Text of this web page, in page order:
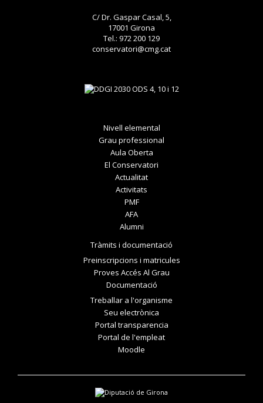
C/ Dr. Gaspar Casal, 5,
17001 Girona
Tel.: 972 200 129
conservatori@cmg.cat
Nivell elemental
Grau professional
Aula Oberta
El Conservatori
Actualitat
Activitats
PMF
AFA
Alumni
Tràmits i documentació
Preinscripcions i matricules
Proves Accés Al Grau
Documentació
Treballar a l'organisme
Seu electrònica
Portal transparencia
Portal de l'empleat
Moodle